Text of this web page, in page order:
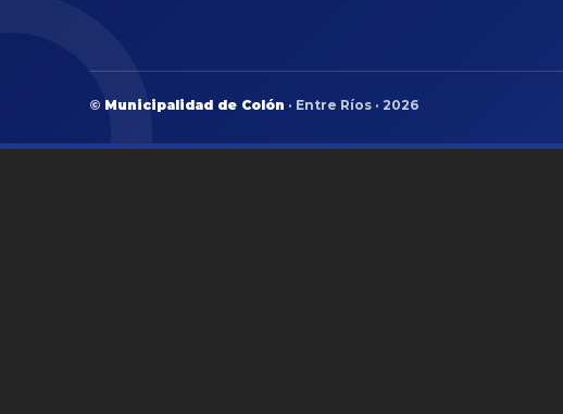
© Municipalidad de Colón · Entre Ríos · 2026